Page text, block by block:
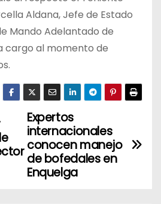
Aldana, Jefe de Estado
Mando Adelantado de
cargo al momento de
Expertos
internacionales
conocen manejo
de bofedales en
Enquelga